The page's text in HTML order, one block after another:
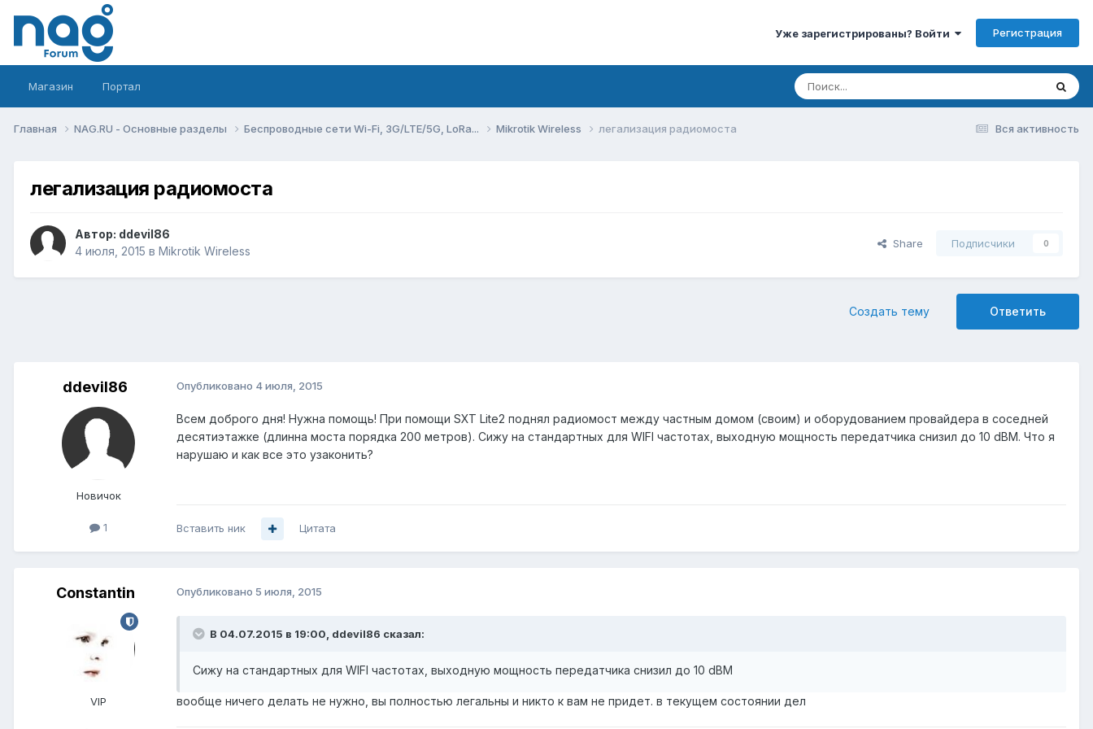
Уже зарегистрированы? Войти Регистрация
Магазин Портал
Вся активность
Главная NAG.RU - Основные разделы Беспроводные сети Wi-Fi, 3G/LTE/5G, LoRa... Mikrotik Wireless легализация радиомоста
легализация радиомоста
Автор: ddevil86
4 июля, 2015 в Mikrotik Wireless
Share Подписчики 0
Ответить
Создать тему
ddevil86
Новичок
1
Опубликовано 4 июля, 2015
Всем доброго дня! Нужна помощь! При помощи SXT Lite2 поднял радиомост между частным домом (своим) и оборудованием провайдера в соседней
десятиэтажке (длинна моста порядка 200 метров). Сижу на стандартных для WIFI частотах, выходную мощность передатчика снизил до 10 dBM. Что я
нарушаю и как все это узаконить?
Вставить ник Цитата
Constantin
VIP
Опубликовано 5 июля, 2015
В 04.07.2015 в 19:00, ddevil86 сказал:
Сижу на стандартных для WIFI частотах, выходную мощность передатчика снизил до 10 dBM
вообще ничего делать не нужно, вы полностью легальны и никто к вам не придет. в текущем состоянии дел